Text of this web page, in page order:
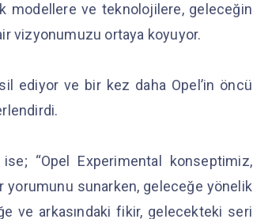
modellere ve teknolojilere, geleceğin
vizyonumuzu ortaya koyuyor.
ediyor ve bir kez daha Opel’in öncü
ise; “Opel Experimental konseptimiz,
yorumunu sunarken, geleceğe yönelik
ve arkasındaki fikir, gelecekteki seri